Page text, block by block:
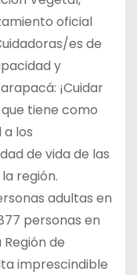
oficial
es de
y
¡Cuidar
tiene como
los
de vida de las
región.
adultas en
personas en
de
imprescindible